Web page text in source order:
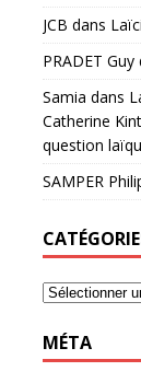
JCB dans
PRADET Guy
Samia dans
Catherine
question
SAMPER
MÉTA